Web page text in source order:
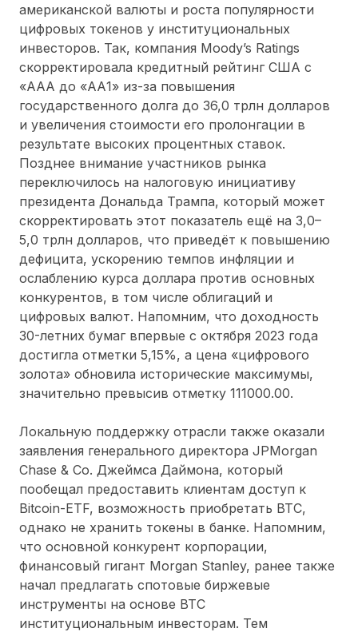
американской валюты и роста популярности
цифровых токенов у институциональных
инвесторов. Так, компания Moody’s Ratings
скорректировала кредитный рейтинг США с
«AAA до «AА1» из-за повышения
государственного долга до 36,0 трлн долларов
и увеличения стоимости его пролонгации в
результате высоких процентных ставок.
Позднее внимание участников рынка
переключилось на налоговую инициативу
президента Дональда Трампа, который может
скорректировать этот показатель ещё на 3,0–
5,0 трлн долларов, что приведёт к повышению
дефицита, ускорению темпов инфляции и
ослаблению курса доллара против основных
конкурентов, в том числе облигаций и
цифровых валют. Напомним, что доходность
30-летних бумаг впервые с октября 2023 года
достигла отметки 5,15%, а цена «цифрового
золота» обновила исторические максимумы,
значительно превысив отметку 111000.00.
Локальную поддержку отрасли также оказали
заявления генерального директора JPMorgan
Chase & Co. Джеймса Даймона, который
пообещал предоставить клиентам доступ к
Bitcoin-ETF, возможность приобретать BTC,
однако не хранить токены в банке. Напомним,
что основной конкурент корпорации,
финансовый гигант Morgan Stanley, ранее также
начал предлагать спотовые биржевые
инструменты на основе BTC
институциональным инвесторам. Тем